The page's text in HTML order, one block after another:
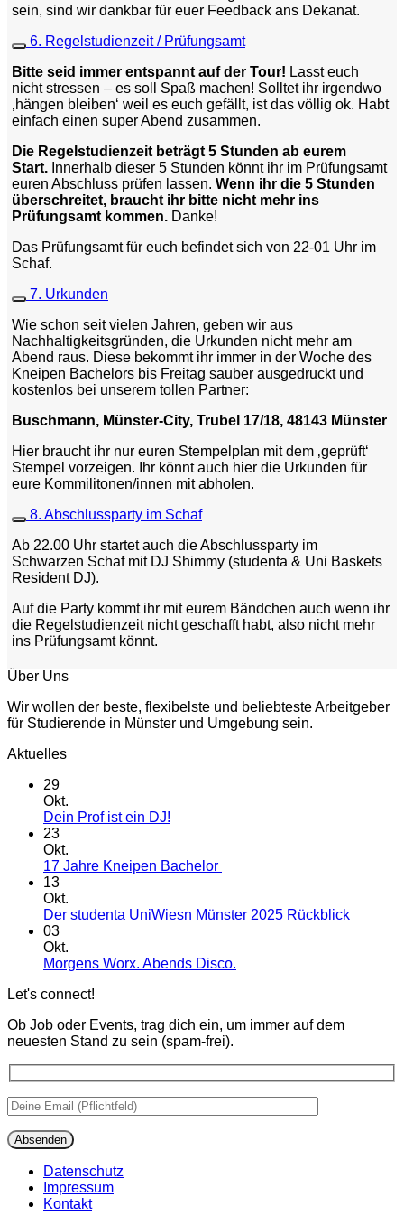
sein, sind wir dankbar für euer Feedback ans Dekanat.
6. Regelstudienzeit / Prüfungsamt
Bitte seid immer entspannt auf der Tour! Lasst euch
nicht stressen – es soll Spaß machen! Solltet ihr irgendwo
‚hängen bleiben‘ weil es euch gefällt, ist das völlig ok. Habt
einfach einen super Abend zusammen.
Die Regelstudienzeit beträgt 5 Stunden ab eurem
Start. Innerhalb dieser 5 Stunden könnt ihr im Prüfungsamt
euren Abschluss prüfen lassen. Wenn ihr die 5 Stunden
überschreitet, braucht ihr bitte nicht mehr ins
Prüfungsamt kommen. Danke!
Das Prüfungsamt für euch befindet sich von 22-01 Uhr im
Schaf.
7. Urkunden
Wie schon seit vielen Jahren, geben wir aus
Nachhaltigkeitsgründen, die Urkunden nicht mehr am
Abend raus. Diese bekommt ihr immer in der Woche des
Kneipen Bachelors bis Freitag sauber ausgedruckt und
kostenlos bei unserem tollen Partner:
Buschmann, Münster-City, Trubel 17/18, 48143 Münster
Hier braucht ihr nur euren Stempelplan mit dem ‚geprüft‘
Stempel vorzeigen. Ihr könnt auch hier die Urkunden für
eure Kommilitonen/innen mit abholen.
8. Abschlussparty im Schaf
Ab 22.00 Uhr startet auch die Abschlussparty im
Schwarzen Schaf mit DJ Shimmy (studenta & Uni Baskets
Resident DJ).
Auf die Party kommt ihr mit eurem Bändchen auch wenn ihr
die Regelstudienzeit nicht geschafft habt, also nicht mehr
ins Prüfungsamt könnt.
Über Uns
Wir wollen der beste, flexibelste und beliebteste Arbeitgeber
für Studierende in Münster und Umgebung sein.
Aktuelles
29
Okt.
Dein Prof ist ein DJ!
Dein
ein
23
Okt.
17 Jahre Kneipen Bachelor
17
Bachelor
13
Okt.
Der studenta UniWiesn Münster 2025 RückblickKeine
03
Okt.
Morgens Worx. Abends Disco.
Worx.
Let's connect!
Ob Job oder Events, trag dich ein, um immer auf dem
neuesten Stand zu sein (spam-frei).
Datenschutz
Impressum
Kontakt